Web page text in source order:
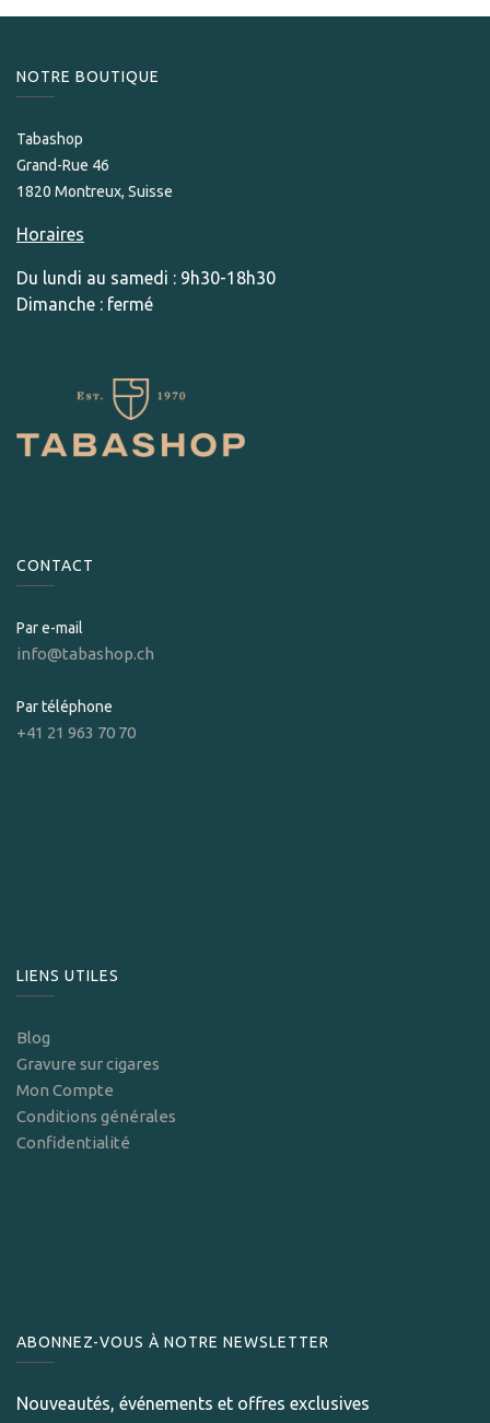
NOTRE BOUTIQUE
Tabashop
Grand-Rue 46
1820 Montreux, Suisse
Horaires
Du lundi au samedi : 9h30-18h30
Dimanche : fermé
CONTACT
Par e-mail
info@tabashop.ch
Par téléphone
+41 21 963 70 70
LIENS UTILES
Blog
Gravure sur cigares
Mon Compte
Conditions générales
Confidentialité
ABONNEZ-VOUS À NOTRE NEWSLETTER
Nouveautés, événements et offres exclusives